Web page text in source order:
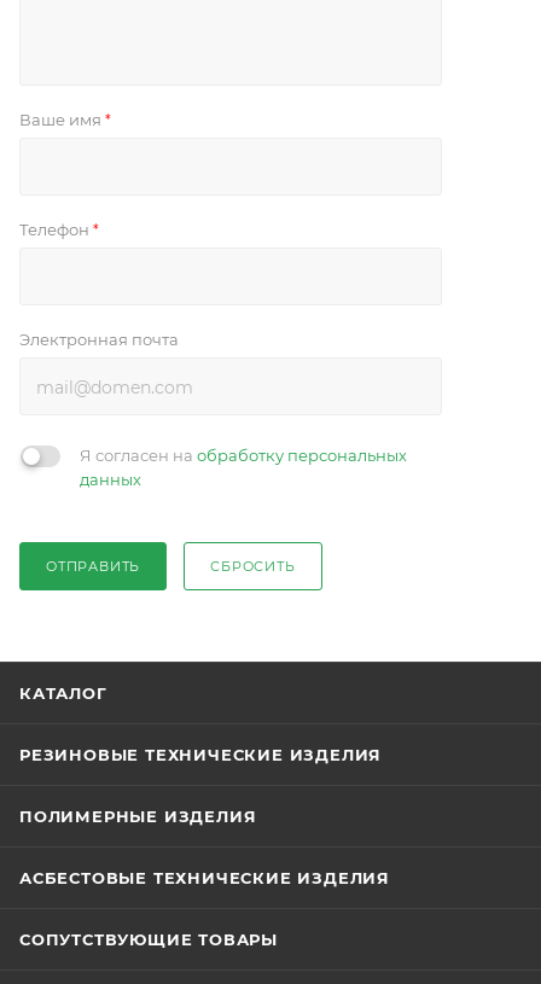
Ваше имя *
Телефон *
Электронная почта
Я согласен на обработку персональных
данных
ОТПРАВИТЬ СБРОСИТЬ
КАТАЛОГ
РЕЗИНОВЫЕ ТЕХНИЧЕСКИЕ ИЗДЕЛИЯ
ПОЛИМЕРНЫЕ ИЗДЕЛИЯ
АСБЕСТОВЫЕ ТЕХНИЧЕСКИЕ ИЗДЕЛИЯ
СОПУТСТВУЮЩИЕ ТОВАРЫ